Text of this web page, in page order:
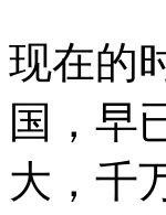
现在的
国，早
大，千